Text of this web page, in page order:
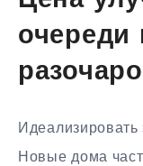
очереди
Новые дома